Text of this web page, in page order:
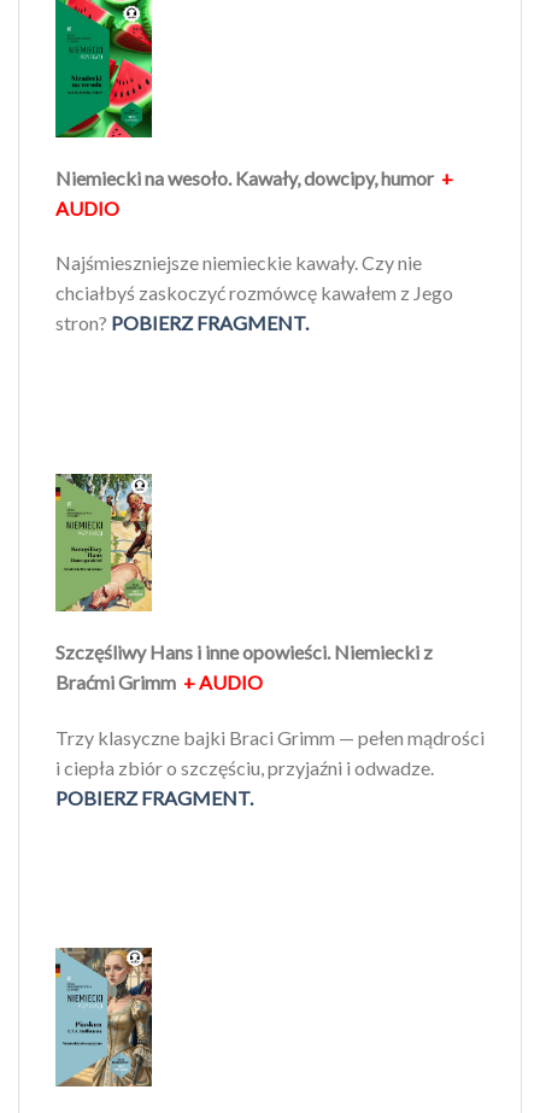
Niemiecki na wesoło. Kawały, dowcipy, humor +
AUDIO
Najśmieszniejsze niemieckie kawały. Czy nie
chciałbyś zaskoczyć rozmówcę kawałem z Jego
stron? POBIERZ FRAGMENT.
Szczęśliwy Hans i inne opowieści. Niemiecki z
Braćmi Grimm + AUDIO
Trzy klasyczne bajki Braci Grimm — pełen mądrości
i ciepła zbiór o szczęściu, przyjaźni i odwadze.
POBIERZ FRAGMENT.